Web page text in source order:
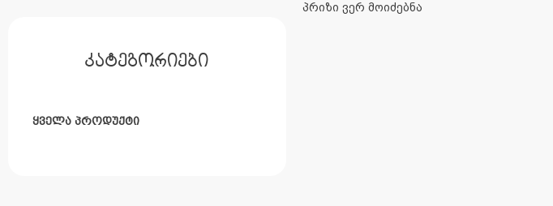
კატეგორიები
ყველა პროდუქტი
პრიზი ვერ მოიძებნა